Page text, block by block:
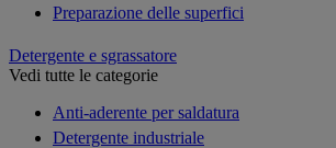
Preparazione delle superfici
Detergente e sgrassatore
Vedi tutte le categorie
Anti-aderente per saldatura
Detergente industriale